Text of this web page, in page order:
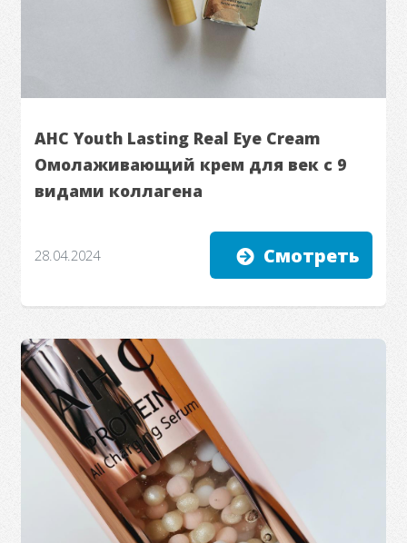
AHC Youth Lasting Real Eye Cream
Омолаживающий крем для век с 9
видами коллагена
28.04.2024 Смотреть